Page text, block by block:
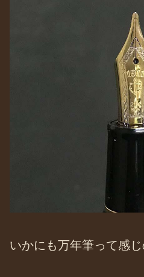
いかにも万年筆って感じ